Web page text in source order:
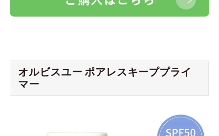
オルビスユー ポアレスキーププライ
マー